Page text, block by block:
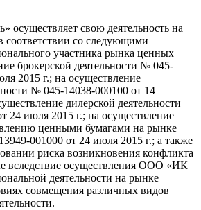
свою деятельность на
соответствии со следующими
участника рынка ценных
брокерской деятельности № 045-
2015 г.; на осуществление
№ 045-14038-000100 от 14
дилерской деятельности
24 июля 2015 г.; на осуществление
ценными бумагами на рынке
001000 от 24 июля 2015 г.; а также
риска возникновения конфликта
вследствие осуществления ООО «ИК
деятельности на рынке
совмещения различных видов